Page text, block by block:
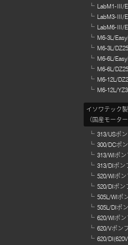
LabM1-Ⅲ/
LabM3-Ⅲ/
LabM6-Ⅲ/
M6-3L/
M6-3L/
M6-6L/
M6-6L/
M6-12L/
M6-12L/
イソワテック
（国産モーター
313/USポ
300/DCポ
313/WIポン
313/DIポン
520/WIポン
520/DIポン
505L/WIポ
505L/DIポ
620/WIポン
620/Vポン
620/